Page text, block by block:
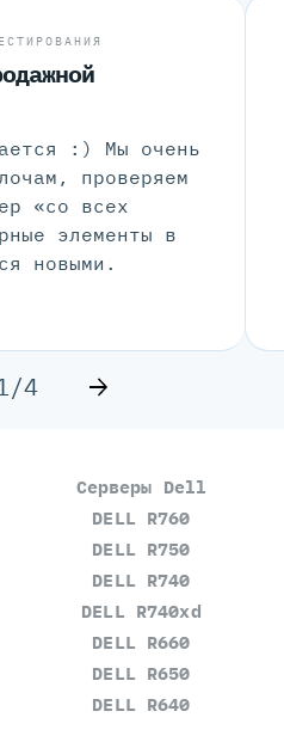
:) Мы очень
проверяем
«со всех
элементы в
новыми.
4
Серверы Dell
DELL R760
DELL R750
DELL R740
DELL R740xd
DELL R660
DELL R650
DELL R640